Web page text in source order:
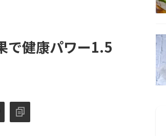
で健康パワー1.5